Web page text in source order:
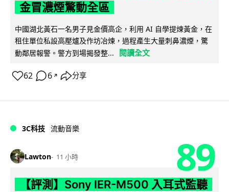
金冒濃煙驚動全區
中國湖北黃石一名男子見金價高企，利用 AI 自學提煉黃金，在
租住單位私設高壓爐及作坊冶煉，過程產生大量刺鼻濃煙，驚
動鄰居報警。警方到場揭發整...
閱讀全文
62 6 ↗ 分享
3C科技 流動音樂
Lawton 11 小時 89
【評測】Sony IER-M500 入耳式監聽